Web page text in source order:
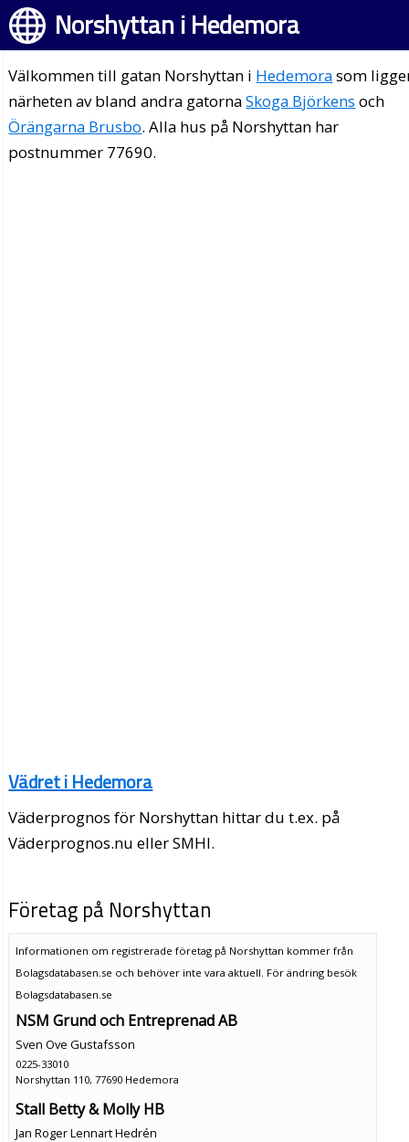
Norshyttan i Hedemora
Välkommen till gatan Norshyttan i Hedemorasom
närheten av bland andra gatornaSkoga Björkens och
Örängarna Brusbo. Alla hus på Norshyttan har
postnummer 77690.
Vädret i Hedemora
Väderprognos för Norshyttan hittar du t.ex. på
Väderprognos.nu eller SMHI.
Företag på Norshyttan
Informationen om registrerade företag på Norshyttan kommer från
Bolagsdatabasen.se och behöver inte vara aktuell. För ändring besök
Bolagsdatabasen.se
NSM Grund och Entreprenad AB
Sven Ove Gustafsson
0225-33010
Norshyttan 110, 77690 Hedemora
Stall Betty & Molly HB
Jan Roger Lennart Hedrén